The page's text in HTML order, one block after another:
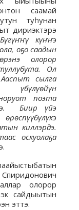
саамай
туһунан
дириэктэрэ
күҥҥэ
оҕо саадын
олорор
Ол
сылга
поэта
Биир үйэ
киллэрдэ.
оскуолаҕа
олорор
сайдыытын
эттэ.